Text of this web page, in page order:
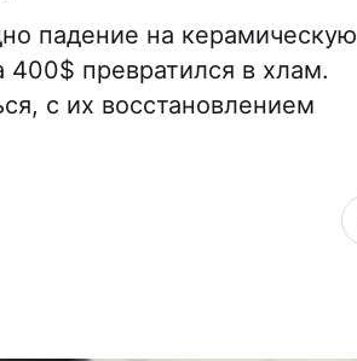
падение на керамическую
400$ превратился в хлам.
с их восстановлением